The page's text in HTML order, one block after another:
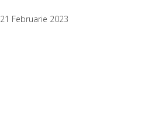
21 Februarie 2023